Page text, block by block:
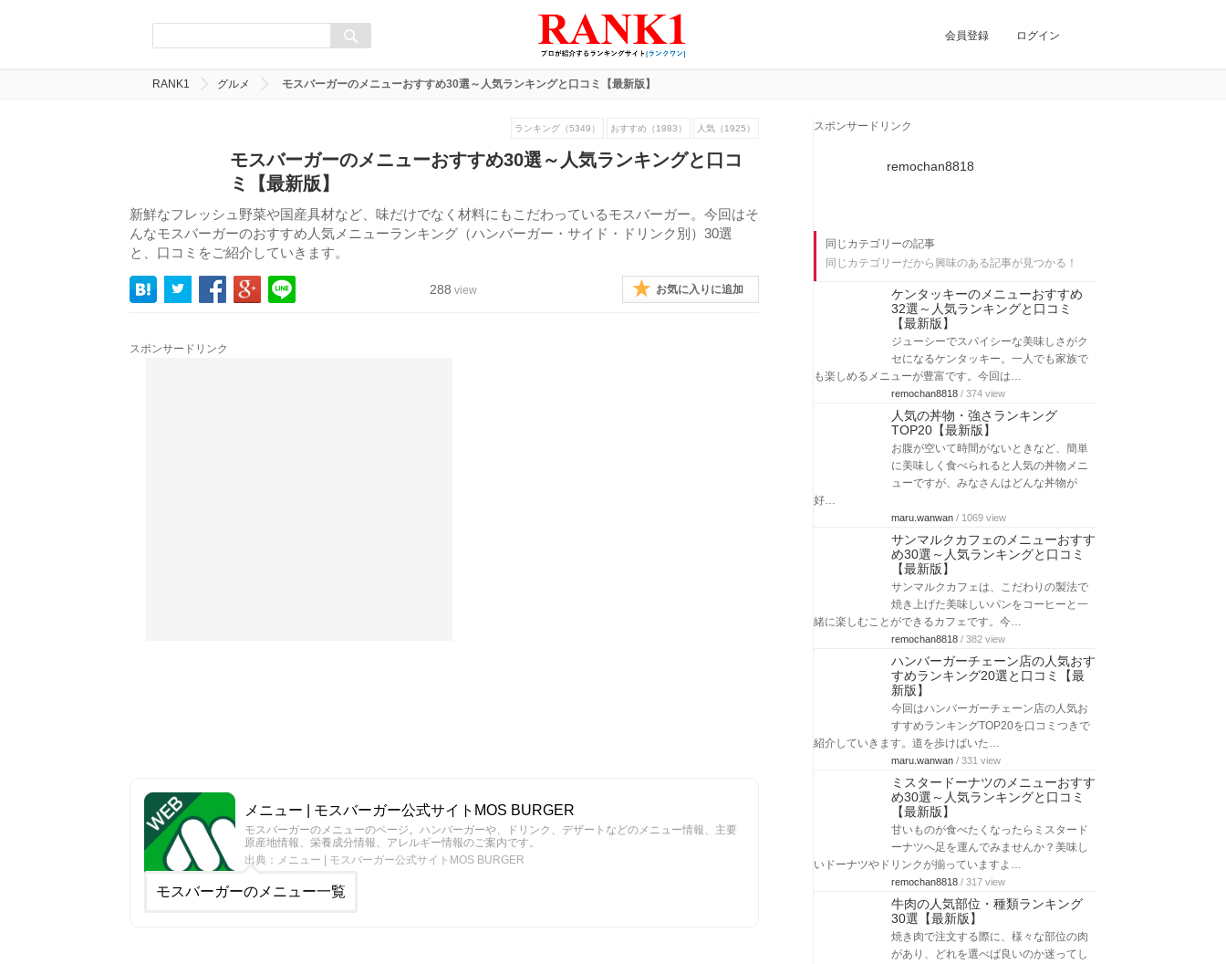
会員登録 ログイン
RANK1 グルメ モスバーガーのメニューおすすめ30選～人気ランキングと口コミ【最新版】
ランキング（5349） おすすめ（1983） 人気（1925）
モスバーガーのメニューおすすめ30選～人気ランキングと口コ
ミ【最新版】
新鮮なフレッシュ野菜や国産具材など、味だけでなく材料にもこだわっているモスバーガー。今回はそ
んなモスバーガーのおすすめ人気メニューランキング（ハンバーガー・サイド・ドリンク別）30選
と、口コミをご紹介していきます。
288 view お気に入りに追加
スポンサードリンク
メニュー | モスバーガー公式サイトMOS BURGER
モスバーガーのメニューのページ。ハンバーガーや、ドリンク、デザートなどのメニュー情報、主要
原産地情報、栄養成分情報、アレルギー情報のご案内です。
出典：メニュー | モスバーガー公式サイトMOS BURGER
モスバーガーのメニュー一覧
スポンサードリンク
remochan8818
同じカテゴリーの記事
同じカテゴリーだから興味のある記事が見つかる！
ケンタッキーのメニューおすすめ
32選～人気ランキングと口コミ
【最新版】
ジューシーでスパイシーな美味しさがク
セになるケンタッキー。一人でも家族で
も楽しめるメニューが豊富です。今回は…
remochan8818 / 374 view
人気の丼物・強さランキング
TOP20【最新版】
お腹が空いて時間がないときなど、簡単
に美味しく食べられると人気の丼物メニ
ューですが、みなさんはどんな丼物が
好…
maru.wanwan / 1069 view
サンマルクカフェのメニューおすす
め30選～人気ランキングと口コミ
【最新版】
サンマルクカフェは、こだわりの製法で
焼き上げた美味しいパンをコーヒーと一
緒に楽しむことができるカフェです。今…
remochan8818 / 382 view
ハンバーガーチェーン店の人気おす
すめランキング20選と口コミ【最
新版】
今回はハンバーガーチェーン店の人気お
すすめランキングTOP20を口コミつきで
紹介していきます。道を歩けばいた…
maru.wanwan / 331 view
ミスタードーナツのメニューおすす
め30選～人気ランキングと口コミ
【最新版】
甘いものが食べたくなったらミスタード
ーナツへ足を運んでみませんか？美味し
いドーナツやドリンクが揃っていますよ…
remochan8818 / 317 view
牛肉の人気部位・種類ランキング
30選【最新版】
焼き肉で注文する際に、様々な部位の肉
があり、どれを選べば良いのか迷ってし